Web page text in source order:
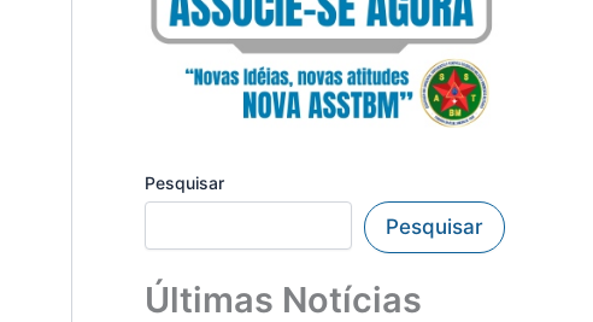
Pesquisar
Pesquisar
Últimas Notícias